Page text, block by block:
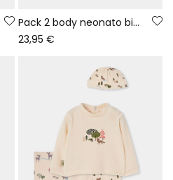
Pack 2 body neonato bianco stampato con gufi
23,95 €